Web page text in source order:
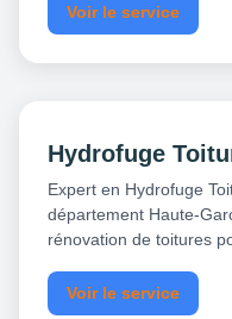
Voir le service
Hydrofuge
Expert en Hydrofuge
département Haute-
rénovation de toitures
Voir le service